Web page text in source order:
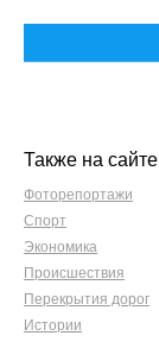
Также на сайте
Фоторепортажи
Спорт
Экономика
Происшествия
Перекрытия дорог
Истории